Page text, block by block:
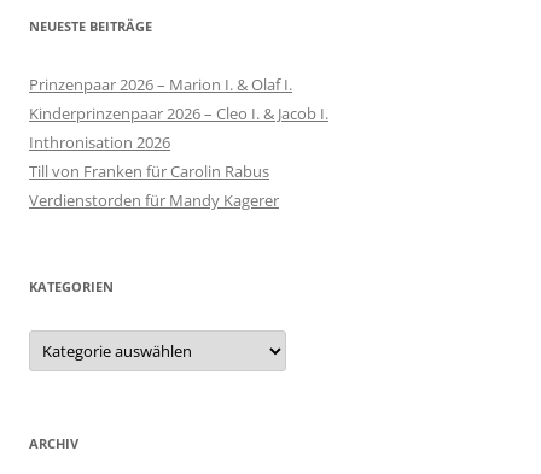
NEUESTE BEITRÄGE
Prinzenpaar 2026 – Marion I. & Olaf I.
Kinderprinzenpaar 2026 – Cleo I. & Jacob I.
Inthronisation 2026
Till von Franken für Carolin Rabus
Verdienstorden für Mandy Kagerer
KATEGORIEN
Kategorien
ARCHIV